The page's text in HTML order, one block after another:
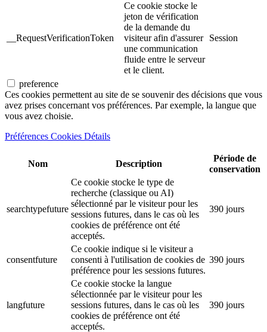
__RequestVerificationToken
Ce cookie stocke le
jeton de vérification
de la demande du
visiteur afin d'assurer
une communication
fluide entre le serveur
et le client.
Session
preference
Ces cookies permettent au site de se souvenir des décisions que vous
avez prises concernant vos préférences. Par exemple, la langue que
vous avez choisie.
Préférences Cookies Détails
Nom Description
Période de
conservation
searchtypefuture
Ce cookie stocke le type de
recherche (classique ou AI)
sélectionné par le visiteur pour les
sessions futures, dans le cas où les
cookies de préférence ont été
acceptés.
390 jours
consentfuture
Ce cookie indique si le visiteur a
consenti à l'utilisation de cookies de
préférence pour les sessions futures.
390 jours
langfuture
Ce cookie stocke la langue
sélectionnée par le visiteur pour les
sessions futures, dans le cas où les
cookies de préférence ont été
acceptés.
390 jours